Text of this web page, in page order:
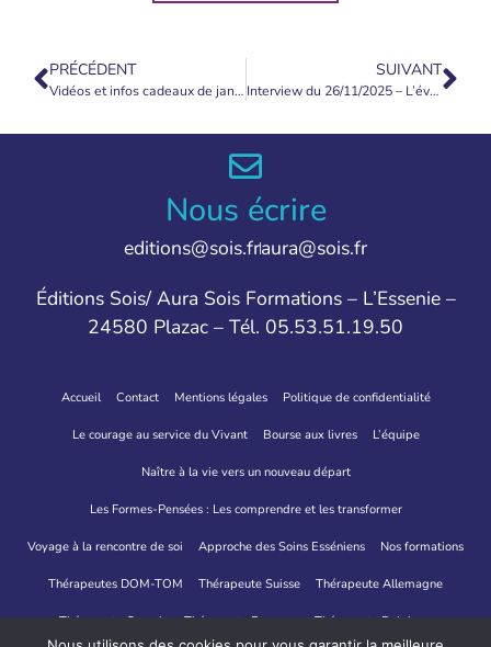
PRÉCÉDENT
Vidéos et infos cadeaux de janvier 2026
SUIVANT
Interview du 26/11/2025 – L’éveil, la guérison et le pouvoir de changer sa vie
Nous écrire
editions@sois.fraura@sois.fr
Éditions Sois/ Aura Sois Formations – L’Essenie –
24580 Plazac – Tél. 05.53.51.19.50
Accueil Contact Mentions légales Politique de confidentialité
Le courage au service du Vivant Bourse aux livres L’équipe
Naître à la vie vers un nouveau départ
Les Formes-Pensées : Les comprendre et les transformer
Voyage à la rencontre de soi Approche des Soins Esséniens Nos formations
Thérapeutes DOM-TOM Thérapeute Suisse Thérapeute Allemagne
Thérapeute Canada Thérapeute Espagne Thérapeute Belgique